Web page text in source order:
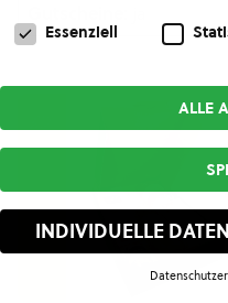
Datenschutzeinstellungen
Essenziell
ALLE
INDIVIDUELLE